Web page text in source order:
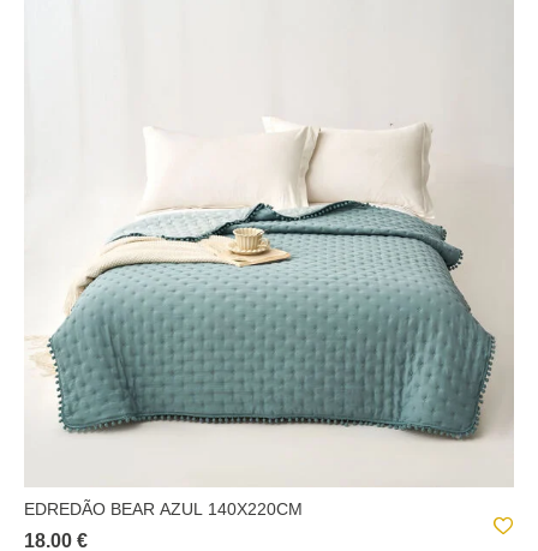
EDREDÃO BEAR AZUL 140X220CM
18.00 €